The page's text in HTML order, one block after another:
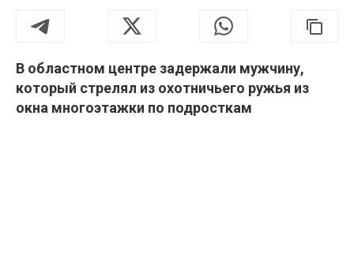
В областном центре задержали мужчину,
который стрелял из охотничьего ружья из
окна многоэтажки по подросткам